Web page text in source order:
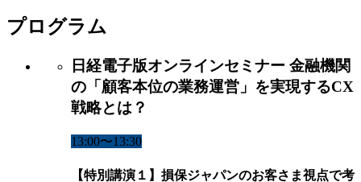
プログラム
日経電子版オンラインセミナー 金融機関
の「顧客本位の業務運営」を実現するCX
戦略とは？
13:00〜13:30
【特別講演１】損保ジャパンのお客さま視点で考